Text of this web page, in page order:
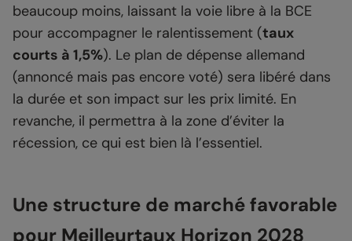
beaucoup moins, laissant la voie libre à la BCE
pour accompagner le ralentissement (taux
courts à 1,5%). Le plan de dépense allemand
(annoncé mais pas encore voté) sera libéré dans
la durée et son impact sur les prix limité. En
revanche, il permettra à la zone d’éviter la
récession, ce qui est bien là l’essentiel.
Une structure de marché favorable
pour Meilleurtaux Horizon 2028